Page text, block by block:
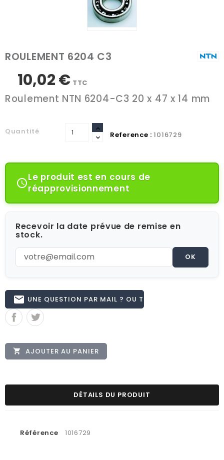
ROULEMENT 6204 C3
10,02 € TTC
Roulement NTN 6204-C3 20 x 47 x 14 mm
Quantité Reference : 1016729
Le produit est en cours de
réapprovisionnement
Recevoir la date prévue de remise en
stock.
OK
email UNE QUESTION PAR MAIL ? OU TÉL 02.51.62.16.59
 AJOUTER AU PANIER
DÉTAILS DU PRODUIT
Référence 1016729